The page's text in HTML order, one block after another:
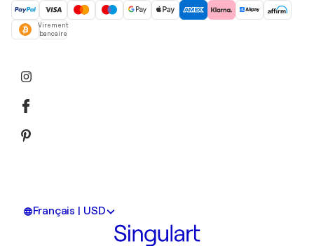
Virement
bancaire
Français | USD